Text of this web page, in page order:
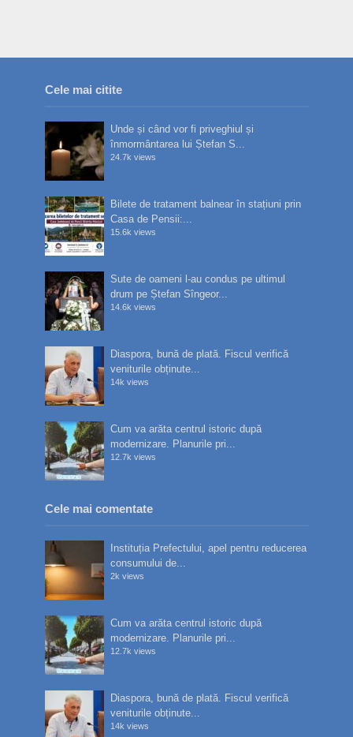
Cele mai citite
Unde și când vor fi priveghiul și
înmormântarea lui Ștefan S...
24.7k views
Bilete de tratament balnear în stațiuni prin
Casa de Pensii:...
15.6k views
Sute de oameni l-au condus pe ultimul
drum pe Ștefan Sîngeor...
14.6k views
Diaspora, bună de plată. Fiscul verifică
veniturile obținute...
14k views
Cum va arăta centrul istoric după
modernizare. Planurile pri...
12.7k views
Cele mai comentate
Instituția Prefectului, apel pentru reducerea
consumului de...
2k views
Cum va arăta centrul istoric după
modernizare. Planurile pri...
12.7k views
Diaspora, bună de plată. Fiscul verifică
veniturile obținute...
14k views